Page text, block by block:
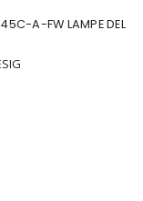
A-FW LAMPE DEL